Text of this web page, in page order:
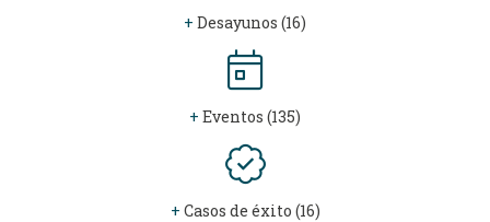
+ Desayunos (16)
+ Eventos (135)
+ Casos de éxito (16)